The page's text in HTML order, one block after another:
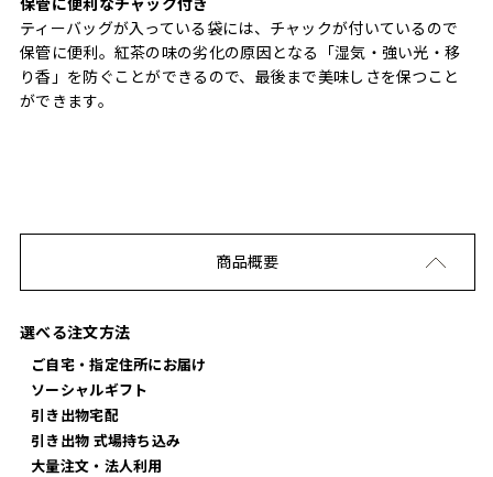
ティーバッグが入っている袋には、チャックが付いているので
保管に便利。紅茶の味の劣化の原因となる「湿気・強い光・移
り香」を防ぐことができるので、最後まで美味しさを保つこと
ができます。
商品概要
選べる注文方法
ご自宅・指定住所にお届け
ソーシャルギフト
引き出物宅配
引き出物 式場持ち込み
大量注文・法人利用